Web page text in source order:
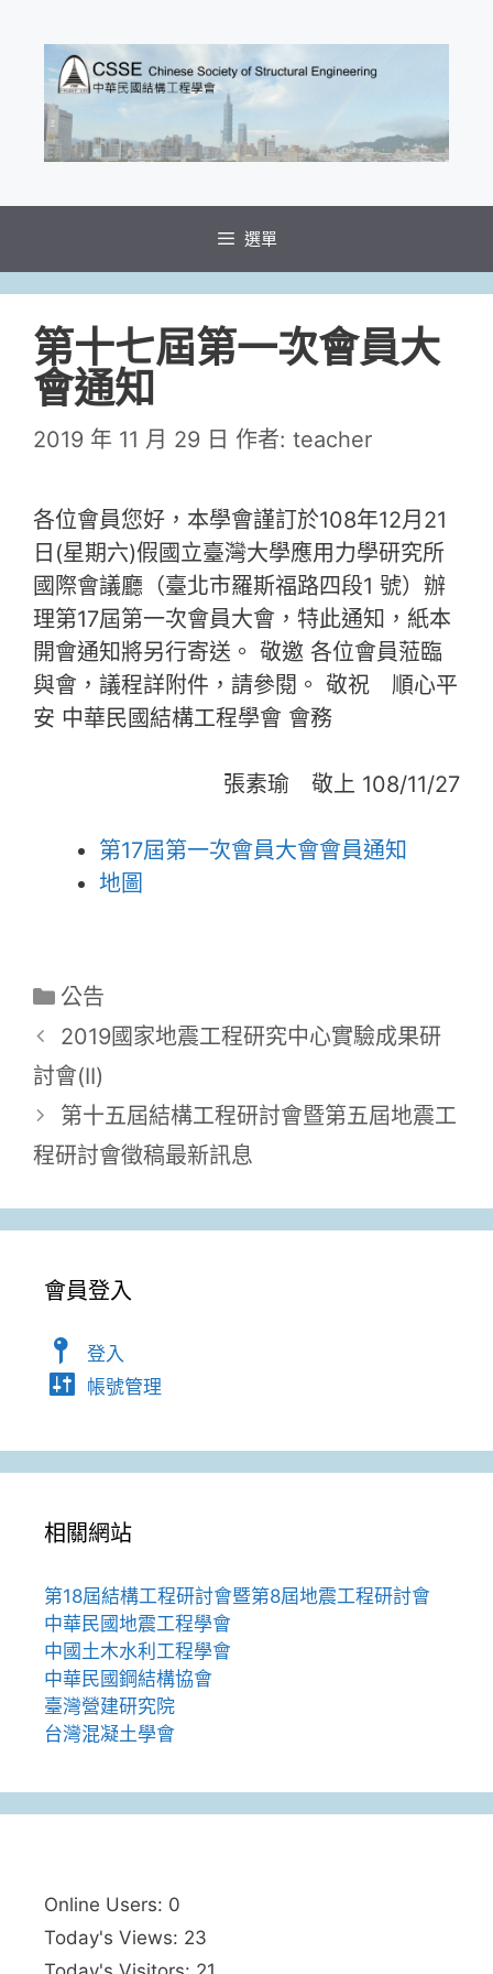
選單
第十七屆第一次會員大
會通知
2019 年 11 月 29 日 作者: teacher
各位會員您好，本學會謹訂於108年12月21
日(星期六)假國立臺灣大學應用力學研究所
國際會議廳（臺北市羅斯福路四段1 號）辦
理第17屆第一次會員大會，特此通知，紙本
開會通知將另行寄送。 敬邀 各位會員蒞臨
與會，議程詳附件，請參閱。 敬祝 順心平
安 中華民國結構工程學會 會務
張素瑜 敬上 108/11/27
第17屆第一次會員大會會員通知
地圖
分
類
公告
2019國家地震工程研究中心實驗成果研
討會(II)
第十五屆結構工程研討會暨第五屆地震工
程研討會徵稿最新訊息
會員登入
登入
帳號管理
相關網站
第18屆結構工程研討會暨第8屆地震工程研討會
中華民國地震工程學會
中國土木水利工程學會
中華民國鋼結構協會
臺灣營建研究院
台灣混凝土學會
Online Users: 0
Today's Views: 23